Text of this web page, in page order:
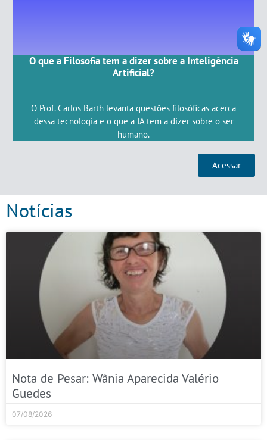
O que a Filosofia tem a dizer sobre a Inteligência
Artificial?
O Prof. Carlos Barth levanta questões filosóficas acerca
dessa tecnologia e o que a IA tem a dizer sobre o ser
humano.
Acessar
Notícias
Nota de Pesar: Wânia Aparecida Valério
Guedes
07/08/2026